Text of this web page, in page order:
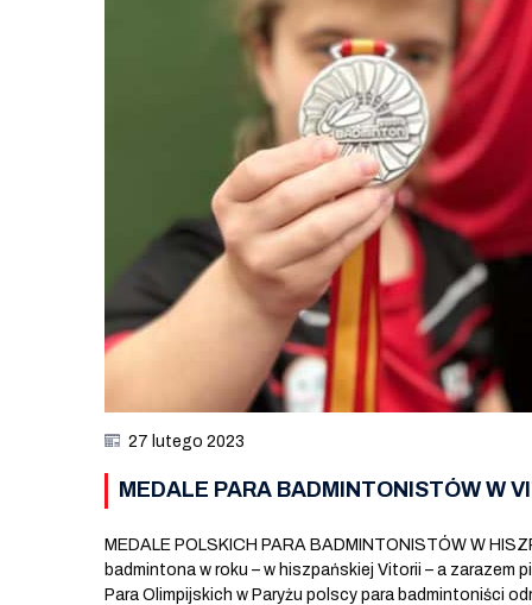
27 lutego 2023
MEDALE PARA BADMINTONISTÓW W
MEDALE POLSKICH PARA BADMINTONISTÓW W
badmintona w roku – w hiszpańskiej Vitorii – a zarazem
Para Olimpijskich w Paryżu polscy para badmintoniści